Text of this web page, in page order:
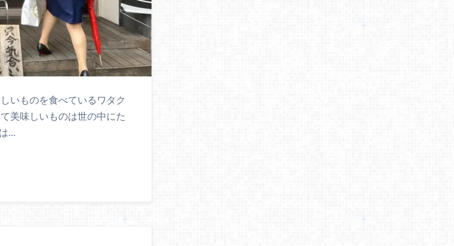
いものを食べているワタク
美味しいものは世の中にた
…